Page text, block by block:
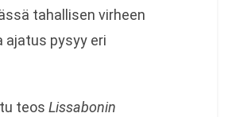
tahallisen virheen
ajatus pysyy eri
teos Lissabonin